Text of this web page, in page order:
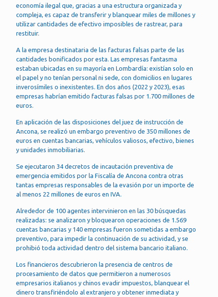
economía ilegal que, gracias a una estructura organizada y
compleja, es capaz de transferir y blanquear miles de millones y
utilizar cantidades de efectivo imposibles de rastrear, para
restituir.
A la empresa destinataria de las facturas falsas parte de las
cantidades bonificados por esta. Las empresas fantasma
estaban ubicadas en su mayoría en Lombardía: existían solo en
el papel y no tenían personal ni sede, con domicilios en lugares
inverosímiles o inexistentes. En dos años (2022 y 2023), esas
empresas habrían emitido facturas falsas por 1.700 millones de
euros.
En aplicación de las disposiciones del juez de instrucción de
Ancona, se realizó un embargo preventivo de 350 millones de
euros en cuentas bancarias, vehículos valiosos, efectivo, bienes
y unidades inmobiliarias.
Se ejecutaron 34 decretos de incautación preventiva de
emergencia emitidos por la Fiscalía de Ancona contra otras
tantas empresas responsables de la evasión por un importe de
al menos 22 millones de euros en IVA.
Alrededor de 100 agentes intervinieron en las 30 búsquedas
realizadas: se analizaron y bloquearon operaciones de 1.569
cuentas bancarias y 140 empresas fueron sometidas a embargo
preventivo, para impedir la continuación de su actividad, y se
prohibió toda actividad dentro del sistema bancario italiano.
Los financieros descubrieron la presencia de centros de
procesamiento de datos que permitieron a numerosos
empresarios italianos y chinos evadir impuestos, blanquear el
dinero transfiriéndolo al extranjero y obtener inmediata y